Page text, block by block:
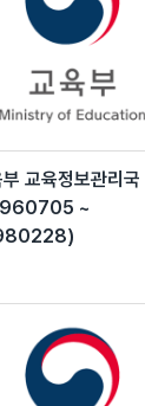
교육정보관리국
~